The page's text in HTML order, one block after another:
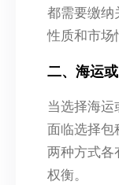
都需要缴纳
性质和市场
二、海运
当选择海
面临选择包
两种方式各
权衡。